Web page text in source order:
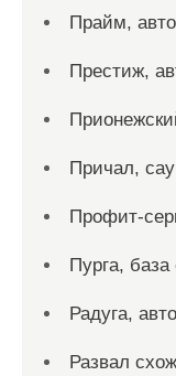
Прайм,
Престиж,
Причал,
Профит-
Пурга, база
Радуга,
Развал